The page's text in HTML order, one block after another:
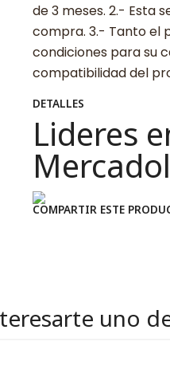
de 3 meses. 2.- Esta
compra. 3.- Tanto el
condiciones para su
compatibilidad del
DETALLES
Lideres
COMPARTIR ESTE
uno